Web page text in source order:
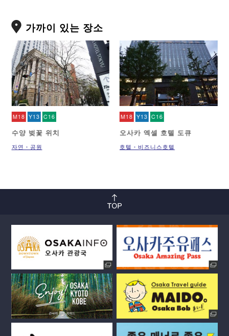
가까이 있는 장소
M18 Y13 C16
수양 벚꽃 위치
자연・공원
M18 Y13 C16
오사카 엑셀 호텔 도큐
호텔・비즈니스호텔